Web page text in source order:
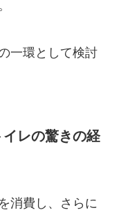
一環として検討
レの驚きの経
消費し、さらに